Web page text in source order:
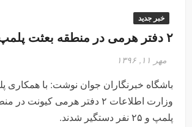
خبر جدید
۲ دفتر هرمی در منطقه بعثت پلمپ شد
مهر ۱۱, ۱۳۹۶
باشگاه خبرنگاران جوان نوشت: با همکاری
وزارت اطلاعات ۲ دفتر هرمی کیونت
پلمپ و ۲۵ نفر دستگیر شدند.